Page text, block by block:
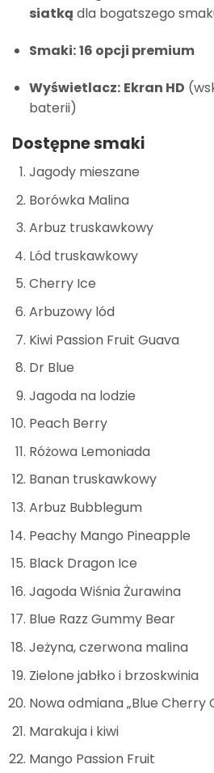
siatką dla bogatszego
Smaki:16 opcji premium
Wyświetlacz: Ekran HD
baterii)
Dostępne smaki
Jagody mieszane
Borówka Malina
Arbuz truskawkowy
Lód truskawkowy
Cherry Ice
Arbuzowy lód
Kiwi Passion Fruit Guava
Dr Blue
Jagoda na lodzie
Peach Berry
Różowa Lemoniada
Banan truskawkowy
Arbuz Bubblegum
Peachy Mango Pineapple
Black Dragon Ice
Jagoda Wiśnia Żurawina
Blue Razz Gummy Bear
Jeżyna, czerwona malina
Zielone jabłko i brzoskwinia
Nowa odmiana „Blue Cherry
Marakuja i kiwi
Mango Passion Fruit